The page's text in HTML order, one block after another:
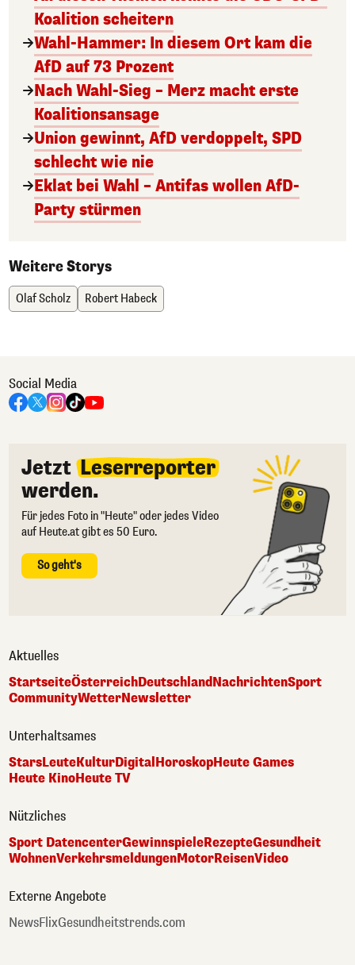
Koalition scheitern
Wahl-Hammer: In diesem Ort kam die
AfD auf 73 Prozent
Nach Wahl-Sieg – Merz macht erste
Koalitionsansage
Union gewinnt, AfD verdoppelt, SPD
schlecht wie nie
Eklat bei Wahl – Antifas wollen AfD-
Party stürmen
Weitere Storys
Olaf Scholz Robert Habeck
Social Media
Jetzt Leserreporter
werden.
Für jedes Foto in "Heute" oder jedes Video
auf Heute.at gibt es 50 Euro.
So geht's
Aktuelles
StartseiteÖsterreichDeutschlandNachrichtenSport
CommunityWetterNewsletter
Unterhaltsames
StarsLeuteKulturDigitalHoroskopHeute Games
Heute KinoHeute TV
Nützliches
Sport DatencenterGewinnspieleRezepteGesundheit
WohnenVerkehrsmeldungenMotorReisenVideo
Externe Angebote
NewsFlixGesundheitstrends.com